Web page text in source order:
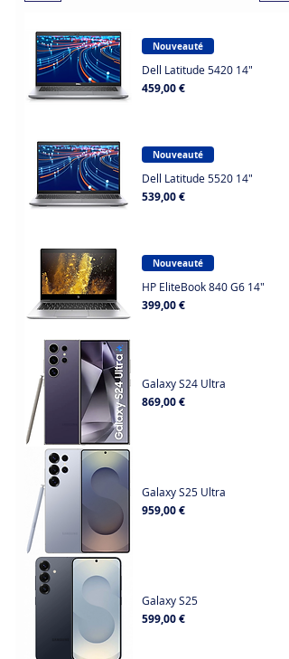
Nouveauté
Dell Latitude 5420 14"
Prix
459,00 €
Nouveauté
Dell Latitude 5520 14"
Prix
539,00 €
Nouveauté
HP EliteBook 840 G6 14"
Prix
399,00 €
Galaxy S24 Ultra
Prix
869,00 €
Galaxy S25 Ultra
Prix
959,00 €
Galaxy S25
Prix
599,00 €